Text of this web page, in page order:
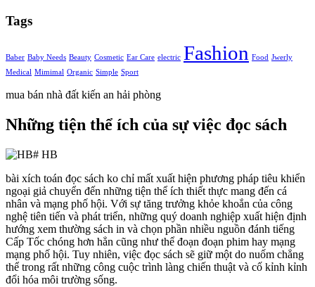
Tags
Baber Baby Needs Beauty Cosmetic Ear Care electric Fashion Food Jwerly
Medical Mimimal Organic Simple Sport
mua bán nhà đất kiến an hải phòng
Những tiện thể ích của sự việc đọc sách
bài xích toán đọc sách ko chỉ mất xuất hiện phương pháp tiêu khiển
ngoại giả chuyển đến những tiện thể ích thiết thực mang đến cá
nhân và mạng phố hội. Với sự tăng trưởng khỏe khoắn của công
nghệ tiên tiến và phát triển, những quý doanh nghiệp xuất hiện định
hướng xem thường sách in và chọn phần nhiều nguồn đánh tiếng
Cấp Tốc chóng hơn hẳn cũng như thể đoạn đoạn phim hay mạng
mạng phố hội. Tuy nhiên, việc đọc sách sẽ giữ một do nuốm chẳng
thể trong rất những công cuộc trình làng chiến thuật và cố kỉnh kỉnh
đổi hóa môi trường sống.